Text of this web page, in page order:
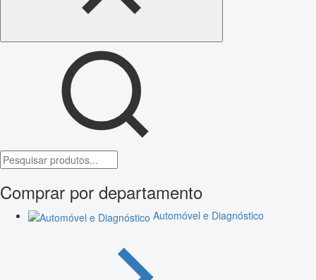
Comprar por departamento
Automóvel e Diagnóstico